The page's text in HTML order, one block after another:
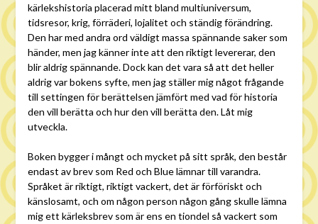
kärlekshistoria placerad mitt bland multiuniversum,
tidsresor, krig, förräderi, lojalitet och ständig förändring.
Den har med andra ord väldigt massa spännande saker som
händer, men jag känner inte att den riktigt levererar, den
blir aldrig spännande. Dock kan det vara så att det heller
aldrig var bokens syfte, men jag ställer mig något frågande
till settingen för berättelsen jämfört med vad för historia
den vill berätta och hur den vill berätta den. Låt mig
utveckla.
Boken bygger i mångt och mycket på sitt språk, den består
endast av brev som Red och Blue lämnar till varandra.
Språket är riktigt, riktigt vackert, det är förföriskt och
känslosamt, och om någon person någon gång skulle lämna
mig ett kärleksbrev som är ens en tiondel så vackert som